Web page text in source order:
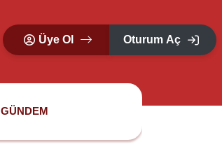
Üye Ol Oturum Aç
GÜNDEM